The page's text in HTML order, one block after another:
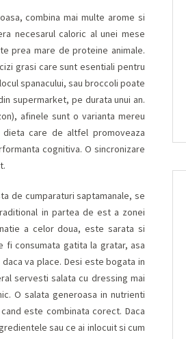
combina mai multe arome si
necesarul caloric al unei mese
prea mare de proteine animale.
grasi care sunt esentiali pentru
spanacului, sau broccoli poate
supermarket, pe durata unui an.
afinele sunt o varianta mereu
care de altfel promoveaza
cognitiva. O sincronizare
de cumparaturi saptamanale, se
in partea de est a zonei
a celor doua, este sarata si
fi consumata gatita la gratar, asa
va place. Desi este bogata in
servesti salata cu dressing mai
O salata generoasa in nutrienti
este combinata corect. Daca
sau ce ai inlocuit si cum